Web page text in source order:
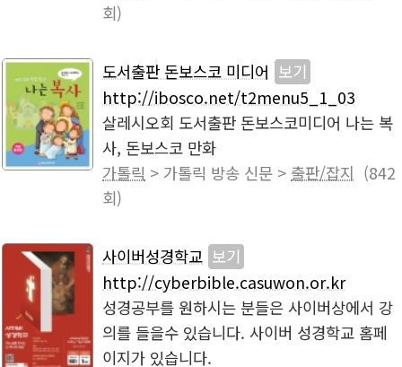
회)
도서출판 돈보스코 미디어 보기
http://ibosco.net/t2menu5_1_03
살레시오회 도서출판 돈보스코미디어 나는 복
사, 돈보스코 만화
가톨릭 > 가톨릭 방송 신문 > 출판/잡지 (842
회)
사이버성경학교 보기
http://cyberbible.casuwon.or.kr
성경공부를 원하시는 분들은 사이버상에서 강
의를 들을수 있습니다. 사이버 성경학교 홈페
이지가 있습니다.